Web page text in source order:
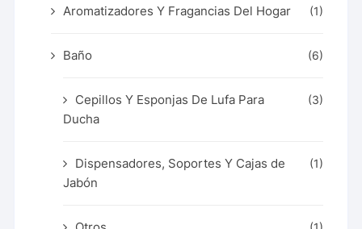
Aromatizadores Y Fragancias Del Hogar (1)
Baño (6)
Cepillos Y Esponjas De Lufa Para
Ducha
(3)
Dispensadores, Soportes Y Cajas de
Jabón
(1)